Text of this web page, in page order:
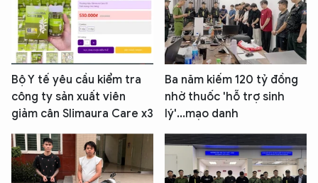
Bộ Y tế yêu cầu kiểm tra
công ty sản xuất viên
giảm cân Slimaura Care x3
Ba năm kiếm 120 tỷ đồng
nhờ thuốc 'hỗ trợ sinh
lý'...mạo danh